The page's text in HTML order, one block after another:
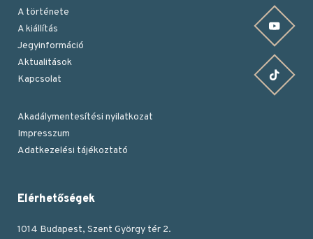
YouTube csatornánk
TikTok oldalunk
A története
A kiállítás
Jegyinformáció
Aktualitások
Kapcsolat
Lábléc
Akadálymentesítési nyilatkozat
Impresszum
Adatkezelési tájékoztató
Elérhetőségek
1014 Budapest, Szent György tér 2.